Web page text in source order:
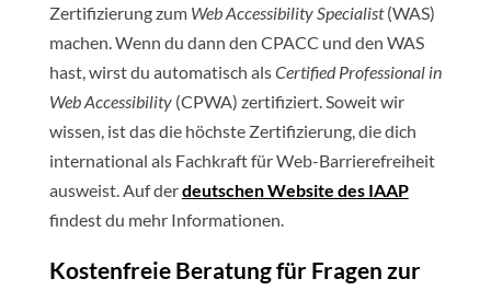
Zertifizierung zum Web Accessibility Specialist(WAS)
machen. Wenn du dann den CPACC und den WAS
hast, wirst du automatisch alsCertified Professional in
Web Accessibility(CPWA) zertifiziert. Soweit wir
wissen, ist das die höchste Zertifizierung, die dich
international als Fachkraft für Web-Barrierefreiheit
ausweist. Auf derdeutschen Website des IAAP
findest du mehr Informationen.
Kostenfreie Beratung für Fragen zur